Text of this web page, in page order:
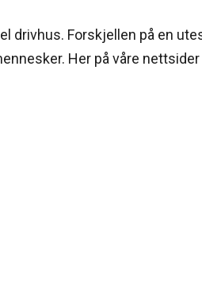
drivhus. Forskjellen på en
Her på våre